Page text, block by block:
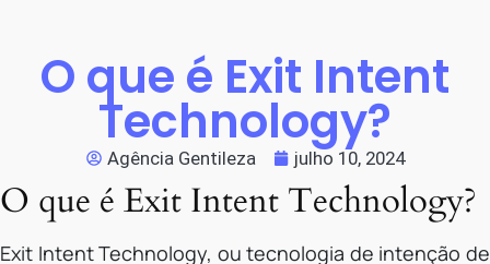
O que é Exit Intent
Technology?
Agência Gentileza julho 10, 2024
O que é Exit Intent Technology?
Exit Intent Technology, ou tecnologia de intenção de